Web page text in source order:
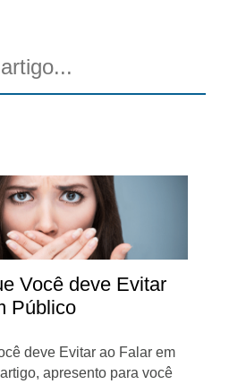
Você deve Evitar
Público
deve Evitar ao Falar em
apresento para você